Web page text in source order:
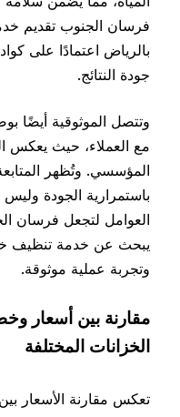
فرسان الجنوب تقديم
بالرياض اعتمادًا على كوادر
جودة النتائج.
وتتصل الموثوقية أيضًا
مع العملاء، حيث يعكس
المؤسسي. وتُظهر المتابعة
باستمرارية الجودة وليس
العوامل لتجعل فرسان
يبحث عن خدمة تنظيف
وتجربة عملية موثوقة.
مقارنة بين أسعار
الخزانات المختلفة
تعكس مقارنة الأسعار بين